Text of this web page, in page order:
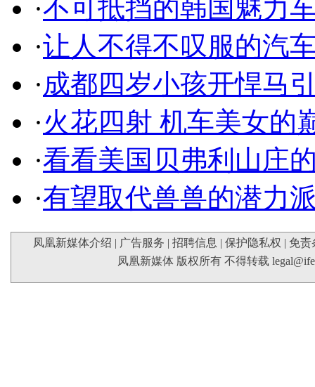
·不可抵挡的韩国魅力
·让人不得不叹服的汽
·成都四岁小孩开悍马
·火花四射 机车美女的
·看看美国贝弗利山庄
·有望取代兽兽的潜力
凤凰新媒体介绍 | 广告服务 | 招聘信息 | 保护隐私权 | 免责
凤凰新媒体 版权所有 不得转载